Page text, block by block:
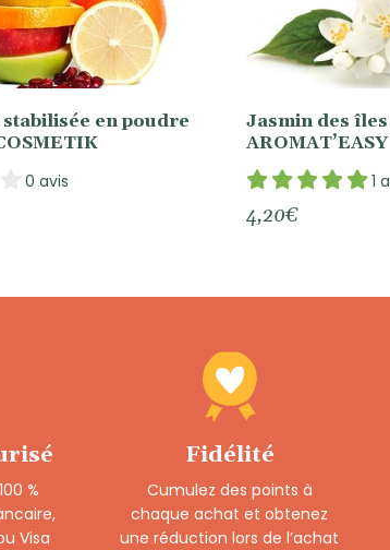
en poudre
0 avis
Jasmin des
AROMAT’EASY
1
4,20€
%
Visa
Fidélité
Cumulez des points à
chaque achat et obtenez
une réduction lors de l’achat